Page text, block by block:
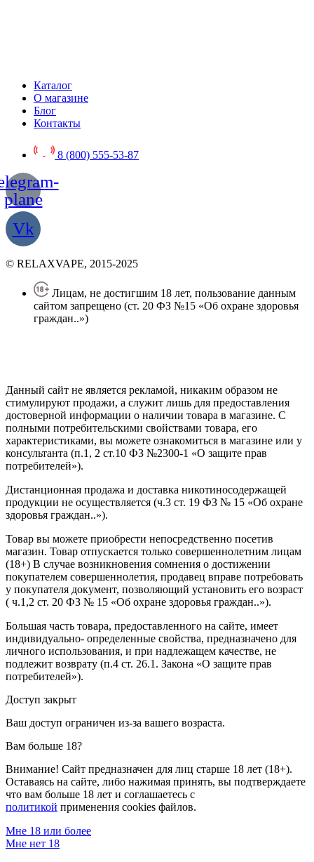
Каталог
О магазине
Блог
Контакты
8 (800) 555-53-87
plane
Vk
© RELAXVAPE, 2015-2025
Лицам, не достигшим 18 лет, пользование данным
сайтом запрещено (ст. 20 ФЗ №15 «Об охране здоровья
граждан..»)
Данный сайт не является рекламой, никаким образом не
стимулируют продажи, а служит лишь для предоставления
достоверной информации о наличии товара в магазине. С
полными потребительскими свойствами товара, его
характеристиками, вы можете ознакомиться в магазине или у
консультанта (п.1, 2 ст.10 ФЗ №2300-1 «О защите прав
потребителей»).
Дистанционная продажа и доставка никотиносодержащей
продукции не осуществляется (ч.3 ст. 19 ФЗ № 15 «Об охране
здоровья граждан..»).
Товар вы можете приобрести непосредственно посетив
магазин. Товар отпускается только совершеннолетним лицам
(18+) В случае возникновения сомнения о достижении
покупателем совершеннолетия, продавец вправе потребовать
у покупателя документ, позволяющий установить его возраст
( ч.1,2 ст. 20 ФЗ № 15 «Об охране здоровья граждан..»).
Большая часть товара, предоставленного на сайте, имеет
индивидуально- определенные свойства, предназначено для
личного использования, и при надлежащем качестве, не
подлежит возврату (п.4 ст. 26.1. Закона «О защите прав
потребителей»).
Доступ закрыт
Ваш доступ ограничен из-за вашего возраста.
Вам больше 18?
Внимание! Сайт предназначен для лиц старше 18 лет (18+).
Оставаясь на сайте, либо нажимая принять, вы подтверждаете
что вам больше 18 лет и соглашаетесь с
политикой применения cookies файлов.
Мне 18 или более
Мне нет 18